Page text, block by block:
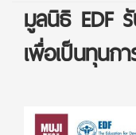
มูลนิธิ EDF
เพื่อเป็นทุนก